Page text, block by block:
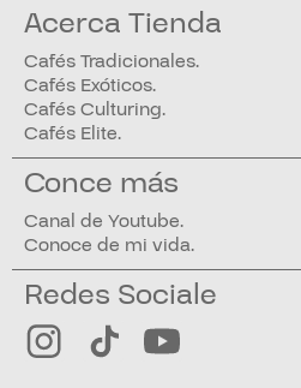
Acerca Tienda
Cafés Tradicionales.
Cafés Exóticos.
Cafés Culturing.
Cafés Elite.
Conce más
Canal de Youtube.
Conoce de mi vida.
Redes Sociale